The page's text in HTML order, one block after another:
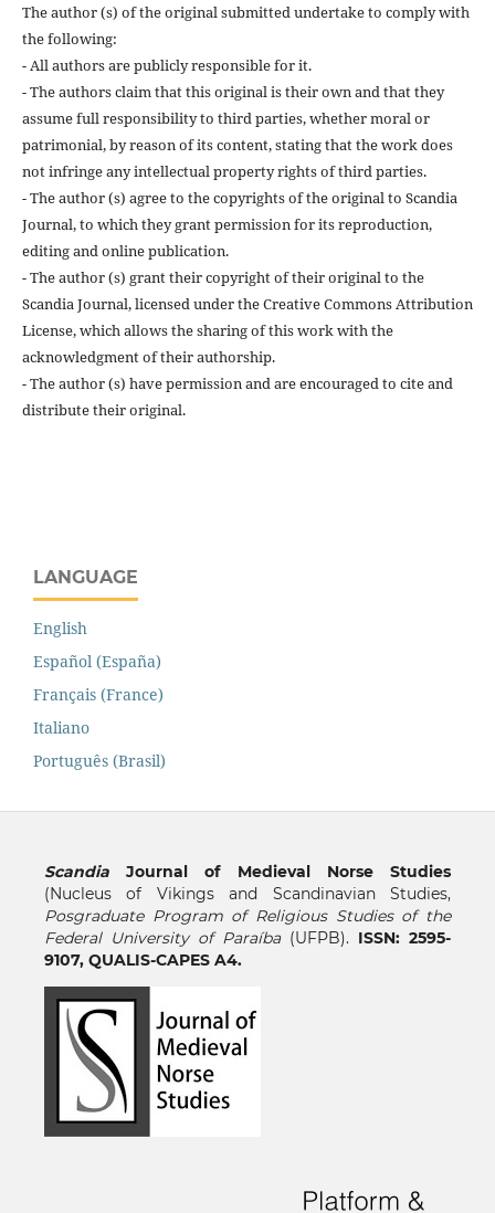
The author (s) of the original submitted undertake to comply with
the following:
- All authors are publicly responsible for it.
- The authors claim that this original is their own and that they
assume full responsibility to third parties, whether moral or
patrimonial, by reason of its content, stating that the work does
not infringe any intellectual property rights of third parties.
- The author (s) agree to the copyrights of the original to Scandia
Journal, to which they grant permission for its reproduction,
editing and online publication.
- The author (s) grant their copyright of their original to the
Scandia Journal, licensed under the Creative Commons Attribution
License, which allows the sharing of this work with the
acknowledgment of their authorship.
- The author (s) have permission and are encouraged to cite and
distribute their original.
LANGUAGE
English
Español (España)
Français (France)
Italiano
Português (Brasil)
ScandiaJournal of Medieval Norse Studies
(Nucleus of Vikings and Scandinavian Studies,
Posgraduate Program of Religious Studies of the
Federal University of Paraíba(UFPB). ISSN: 2595-
9107, QUALIS-CAPES A4.